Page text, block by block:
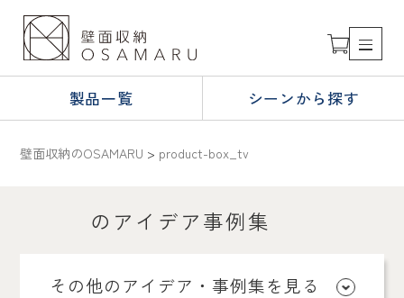
製品一覧 シーンから探す
壁面収納のOSAMARU > product-box_tv
のアイデア事例集
その他のアイデア・事例集を見る